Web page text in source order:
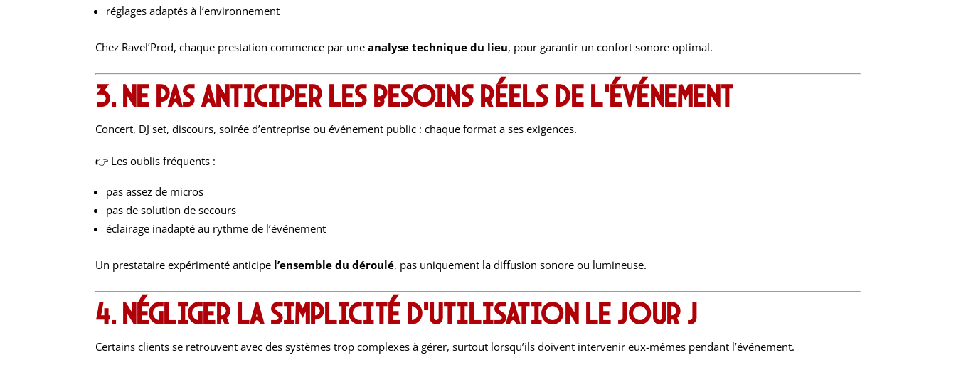
réglages adaptés à l’environnement
Chez Ravel’Prod, chaque prestation commence par uneanalyse technique du lieu, pour garantir un confort sonore optimal.
3. Ne pas anticiper les besoins réels de l’événement
Concert, DJ set, discours, soirée d’entreprise ou événement public : chaque format a ses exigences.
👉 Les oublis fréquents :
pas assez de micros
pas de solution de secours
éclairage inadapté au rythme de l’événement
Un prestataire expérimenté anticipe l’ensemble du déroulé, pas uniquement la diffusion sonore ou lumineuse.
4. Négliger la simplicité d’utilisation le jour J
Certains clients se retrouvent avec des systèmes trop complexes à gérer, surtout lorsqu’ils doivent intervenir eux-mêmes pendant l’événement.